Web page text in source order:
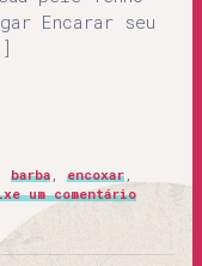
Encarar seu
barba encoxar
um comentário